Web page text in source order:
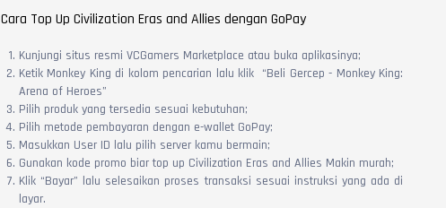
Cara Top Up Civilization Eras and Allies dengan GoPay
Kunjungi situs resmi VCGamers Marketplace atau buka aplikasinya;
Ketik Monkey King di kolom pencarian lalu klik “Beli Gercep - Monkey King:
Arena of Heroes”
Pilih produk yang tersedia sesuai kebutuhan;
Pilih metode pembayaran dengan e-wallet GoPay;
Masukkan User ID lalu pilih server kamu bermain;
Gunakan kode promo biar top up Civilization Eras and Allies Makin murah;
Klik “Bayar” lalu selesaikan proses transaksi sesuai instruksi yang ada di
layar.